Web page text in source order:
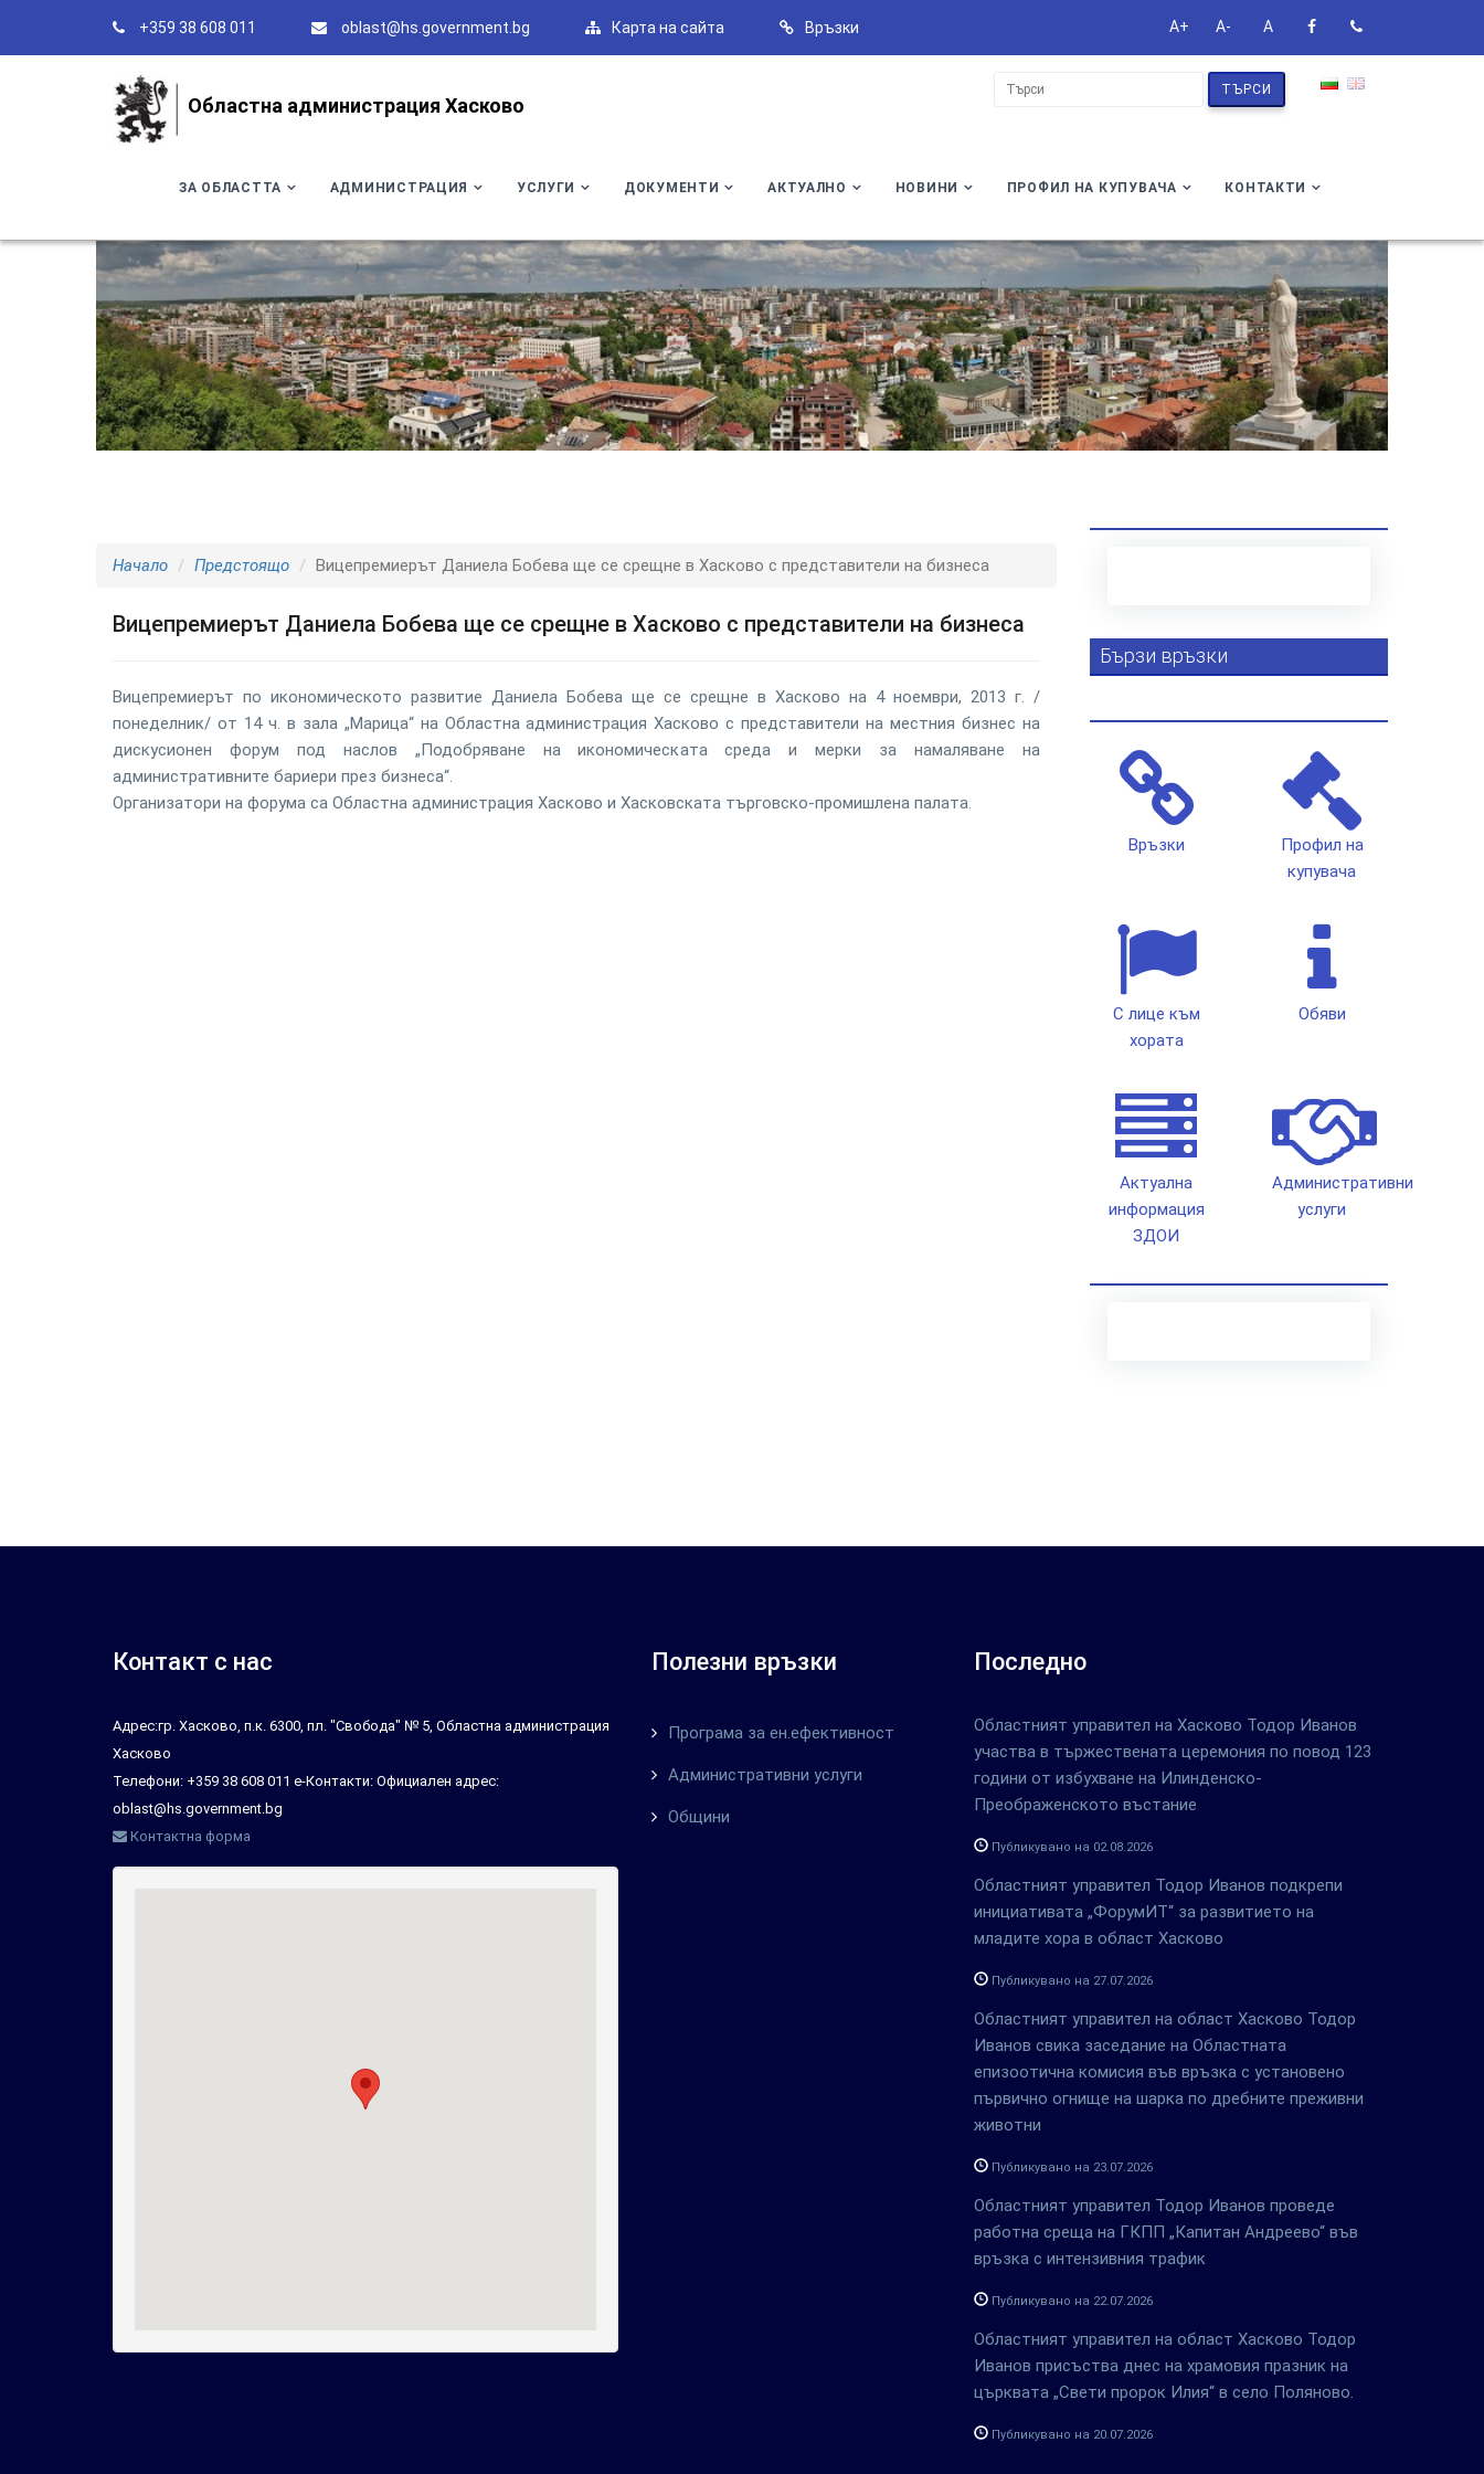
+359 38 608 011 oblast@hs.government.bg Карта на сайта Връзки A+ A- A
Областна администрация Хасково
ТЪРСИ
ЗА ОБЛАСТТА АДМИНИСТРАЦИЯ УСЛУГИ ДОКУМЕНТИ АКТУАЛНО НОВИНИ ПРОФИЛ НА КУПУВАЧА КОНТАКТИ
Начало Предстоящо Вицепремиерът Даниела Бобева ще се срещне в Хасково с представители на бизнеса
Вицепремиерът Даниела Бобева ще се срещне в Хасково с представители на бизнеса
Вицепремиерът по икономическото развитие Даниела Бобева ще се срещне в Хасково на 4 ноември, 2013 г. /
понеделник/ от 14 ч. в зала „Марица“ на Областна администрация Хасково с представители на местния бизнес на
дискусионен форум под наслов „Подобряване на икономическата среда и мерки за намаляване на
административните бариери през бизнеса“.
Организатори на форума са Областна администрация Хасково и Хасковската търговско-промишлена палата.
Бързи връзки
Връзки
Профил на
купувача
С лице към
хората
Обяви
Актуална
информация
ЗДОИ
Административни
услуги
Контакт с нас
Адрес:гр. Хасково, п.к. 6300, пл. "Свобода" № 5, Областна администрация
Хасково
Телефони: +359 38 608 011 е-Контакти: Официален адрес:
oblast@hs.government.bg
Контактна форма
Полезни връзки
Програма за ен.ефективност
Административни услуги
Общини
Последно
Областният управител на Хасково Тодор Иванов
участва в тържествената церемония по повод 123
години от избухване на Илинденско-
Преображенското въстание
Публикувано на 02.08.2026
Областният управител Тодор Иванов подкрепи
инициативата „ФорумИТ“ за развитието на
младите хора в област Хасково
Публикувано на 27.07.2026
Областният управител на област Хасково Тодор
Иванов свика заседание на Областната
епизоотична комисия във връзка с установено
първично огнище на шарка по дребните преживни
животни
Публикувано на 23.07.2026
Областният управител Тодор Иванов проведе
работна среща на ГКПП „Капитан Андреево“ във
връзка с интензивния трафик
Публикувано на 22.07.2026
Областният управител на област Хасково Тодор
Иванов присъства днес на храмовия празник на
църквата „Свети пророк Илия“ в село Поляново.
Публикувано на 20.07.2026